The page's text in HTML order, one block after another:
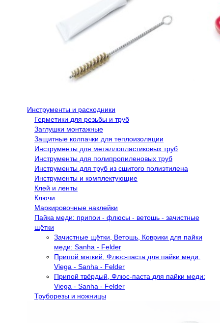
Инструменты и расходники
Герметики для резьбы и труб
Заглушки монтажные
Защитные колпачки для теплоизоляции
Инструменты для металлопластиковых труб
Инструменты для полипропиленовых труб
Инструменты для труб из сшитого полиэтилена
Инструменты и комплектующие
Клей и ленты
Ключи
Маркировочные наклейки
Пайка меди: припои - флюсы - ветошь - зачистные
щётки
Зачистные щётки, Ветошь, Коврики для пайки
меди: Sanha - Felder
Припой мягкий, Флюс-паста для пайки меди:
Viega - Sanha - Felder
Припой твёрдый, Флюс-паста для пайки меди:
Viega - Sanha - Felder
Труборезы и ножницы